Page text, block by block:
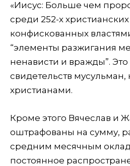
«Иисус: Больше чем
среди 252-х христианских
конфискованных
“элементы разжигания
ненависти и вражды”.
свидетельств мусульман,
христианами.
Кроме этого Вячеслав и
оштрафованы на сумму,
средним месячным
постоянное